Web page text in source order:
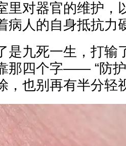
里对器官的维护，
病人的自身抵抗力
是九死一生，打输
那四个字—— “防
，也别再有半分轻